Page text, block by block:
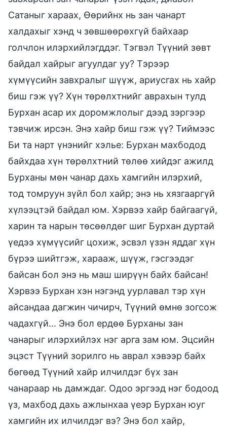
Сатаныг хараах, Өөрийнх нь зан чанарт
халдахыг хэнд ч зөвшөөрөхгүй байхаар
голчлон илэрхийлэгддэг. Тэгвэл Түүний зөвт
байдал хайрыг агуулдаг уу? Тэрээр
хүмүүсийн завхралыг шүүж, ариусгах нь хайр
биш гэж үү? Хүн төрөлхтнийг аврахын тулд
Бурхан асар их доромжлолыг дээд зэргээр
тэвчиж ирсэн. Энэ хайр биш гэж үү? Тиймээс
Би та нарт үнэнийг хэлье: Бурхан махбодод
байхдаа хүн төрөлхтний төлөө хийдэг ажилд
Бурханы мөн чанар дахь хамгийн илэрхий,
тод томруун зүйл бол хайр; энэ нь хязгааргүй
хүлээцтэй байдал юм. Хэрвээ хайр байгаагүй,
харин та нарын төсөөлдөг шиг Бурхан дуртай
үедээ хүмүүсийг цохиж, эсвэл үзэн яддаг хүн
бүрээ шийтгэж, харааж, шүүж, гэсгээдэг
байсан бол энэ нь маш ширүүн байх байсан!
Хэрвээ Бурхан хэн нэгэнд уурлавал тэр хүн
айсандаа дагжин чичирч, Түүний өмнө зогсож
чадахгүй... Энэ бол ердөө Бурханы зан
чанарыг илэрхийлэх нэг арга зам юм. Эцсийн
эцэст Түүний зорилго нь аврал хэвээр байх
бөгөөд Түүний хайр илчилдэг бүх зан
чанараар нь дамждаг. Одоо эргээд нэг бодоод
үз, махбод дахь ажлынхаа үеэр Бурхан юуг
хамгийн их илчилдэг вэ? Энэ бол хайр,